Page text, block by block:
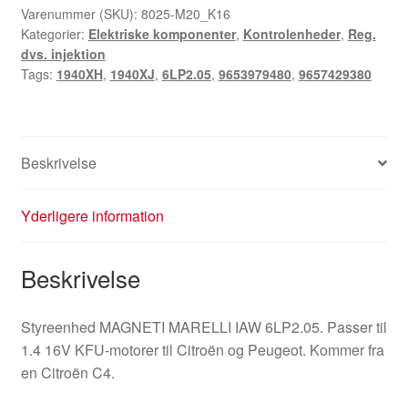
9657429380
antal
Varenummer (SKU): 8025-M20_K16
Kategorier: Elektriske komponenter, Kontrolenheder, Reg.
dvs. injektion
Tags: 1940XH, 1940XJ, 6LP2.05, 9653979480, 9657429380
Beskrivelse
Yderligere information
Beskrivelse
Styreenhed MAGNETI MARELLI IAW 6LP2.05. Passer til
1.4 16V KFU-motorer til Citroën og Peugeot. Kommer fra
en Citroën C4.